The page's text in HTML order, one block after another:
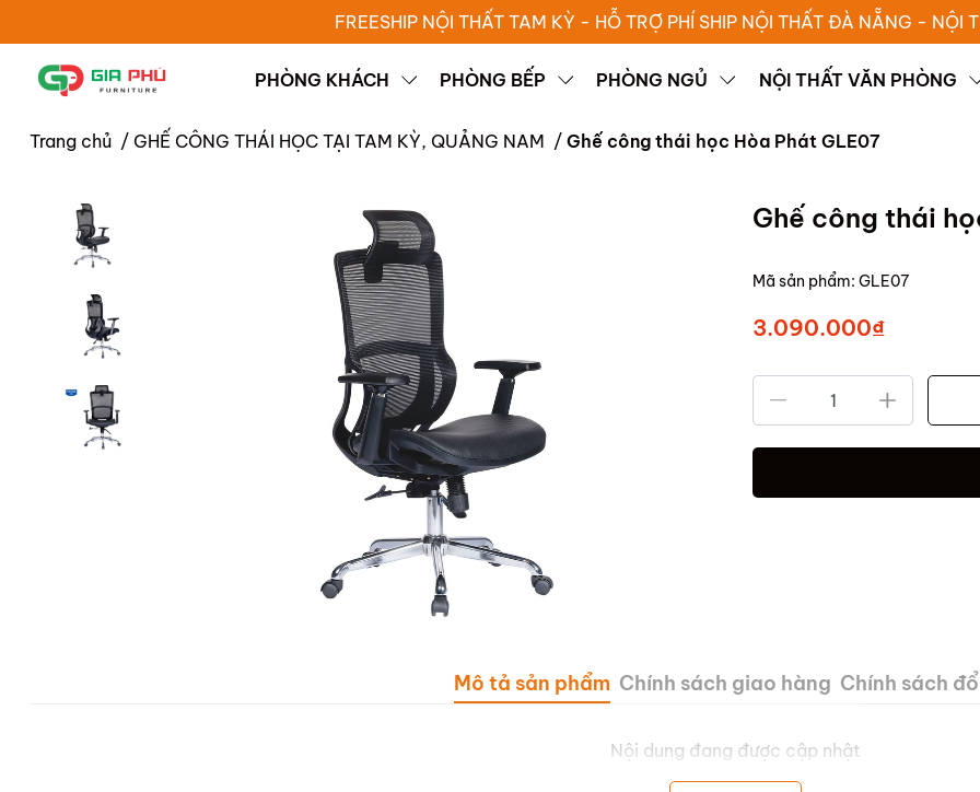
FREESHIP NỘI THẤT TAM KỲ - HỖ TRỢ PHÍ SHIP NỘI THẤT ĐÀ NẴNG - NỘI
PHÒNG KHÁCH PHÒNG BẾP PHÒNG NGỦ NỘI THẤT VĂN PHÒNG
Trang chủ / GHẾ CÔNG THÁI HỌC TẠI TAM KỲ, QUẢNG NAM / Ghế công thái học Hòa Phát GLE07
Ghế công thái
Mã sản phẩm: GLE07
3.090.000₫
Mô tả sản phẩm Chính sách giao hàng Chính sách
Nội dung đang được cập nhật